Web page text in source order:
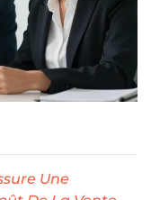
Une